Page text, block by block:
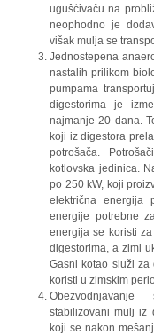
ugušćivaču na
neophodno je
višak mulja se
Jednostepena
nastalih prilikom
pumpama
digestorima je
najmanje 20 dana.
koji iz digestora
potrošača.
kotlovska jedinica.
po 250 kW, koji
električna energija
energije potrebne
energija se koristi
digestorima, a zimi
Gasni kotao služi
koristi u zimskim
stabilizovani mulj iz
koji se nakon